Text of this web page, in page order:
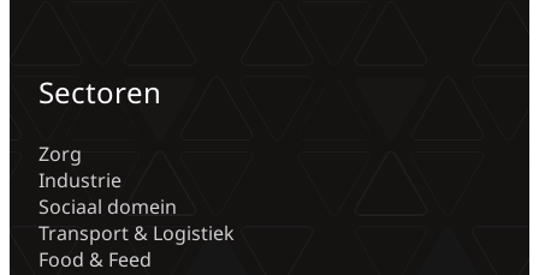
Sectoren
Zorg
Industrie
Sociaal domein
Transport & Logistiek
Food & Feed